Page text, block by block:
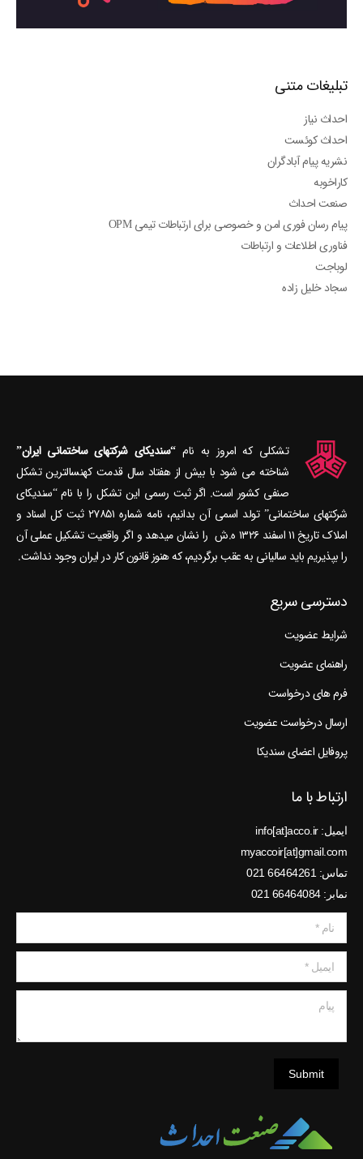
تبلیغات متنی
احداث نیاز
احداث کوئست
نشریه پیام آبادگران
کاراخوبه
صنعت احداث
پیام رسان فوری امن و خصوصی برای ارتباطات تیمی OPM
فناوری اطلاعات و ارتباطات
لوباجت
سجاد خلیل زاده
تشکلی که امروز به نام“سندیکای شرکتهای ساختمانی ایران”
شناخته می‎ شود با بیش از هفتاد سال قدمت کهنسال‎ترین تشکل
صنفی کشور است. اگر ثبت رسمی این تشکل را با نام “سندیکای
شرکتهای ساختمانی” تولد اسمی آن بدانیم، نامه شماره ۲۷۸۵۱ ثبت کل اسناد و
املاک تاریخ ۱۱ اسفند ۱۳۲۶ ه.ش را نشان می‎دهد و اگر واقعیت تشکیل عملی آن
را بپذیریم باید سالیانی به عقب برگردیم، که هنوز قانون کار در ایران وجود نداشت.
دسترسی سریع
شرایط عضویت
راهنمای عضویت
فرم های درخواست
ارسال درخواست عضویت
پروفایل اعضای سندیکا
ارتباط با ما
ایمیل: info[at]acco.ir
myaccoir[at]gmail.com
تماس: 66464261 021
نمابر: 66464084 021
نام *
ایمیل *
Submit